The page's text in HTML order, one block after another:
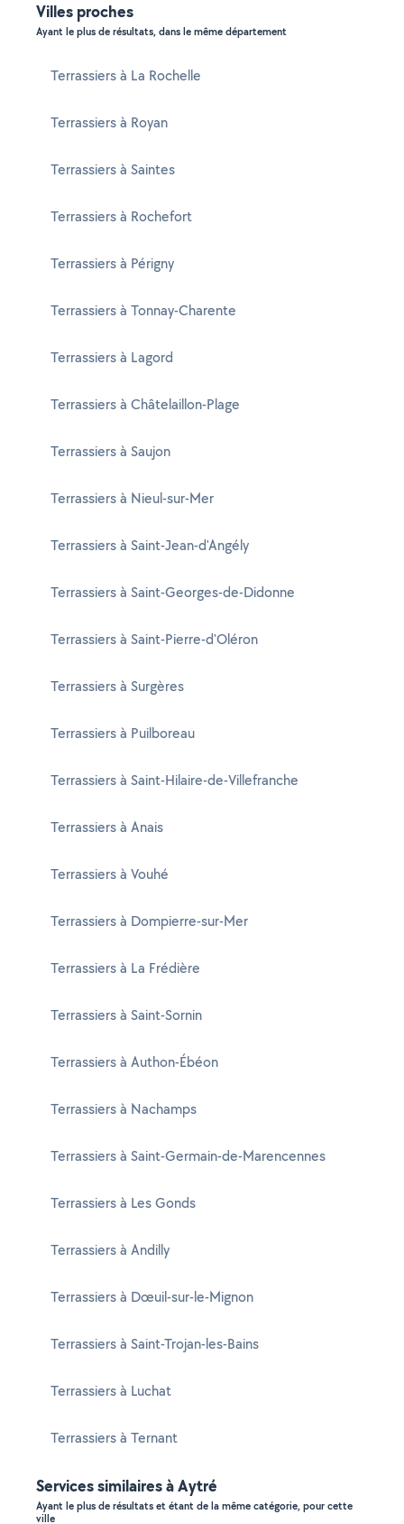
Villes proches
Ayant le plus de résultats, dans le même département
Terrassiers à La Rochelle
Terrassiers à Royan
Terrassiers à Saintes
Terrassiers à Rochefort
Terrassiers à Périgny
Terrassiers à Tonnay-Charente
Terrassiers à Lagord
Terrassiers à Châtelaillon-Plage
Terrassiers à Saujon
Terrassiers à Nieul-sur-Mer
Terrassiers à Saint-Jean-d'Angély
Terrassiers à Saint-Georges-de-Didonne
Terrassiers à Saint-Pierre-d'Oléron
Terrassiers à Surgères
Terrassiers à Puilboreau
Terrassiers à Saint-Hilaire-de-Villefranche
Terrassiers à Anais
Terrassiers à Vouhé
Terrassiers à Dompierre-sur-Mer
Terrassiers à La Frédière
Terrassiers à Saint-Sornin
Terrassiers à Authon-Ébéon
Terrassiers à Nachamps
Terrassiers à Saint-Germain-de-Marencennes
Terrassiers à Les Gonds
Terrassiers à Andilly
Terrassiers à Dœuil-sur-le-Mignon
Terrassiers à Saint-Trojan-les-Bains
Terrassiers à Luchat
Terrassiers à Ternant
Services similaires à Aytré
Ayant le plus de résultats et étant de la même catégorie, pour cette
ville